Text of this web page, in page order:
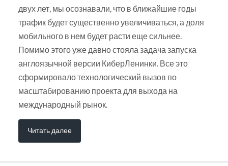
двух лет, мы осознавали, что в ближайшие годы
трафик будет существенно увеличиваться, а доля
мобильного в нем будет расти еще сильнее.
Помимо этого уже давно стояла задача запуска
англоязычной версии КиберЛенинки. Все это
сформировало технологический вызов по
масштабированию проекта для выхода на
международный рынок.
Читать далее